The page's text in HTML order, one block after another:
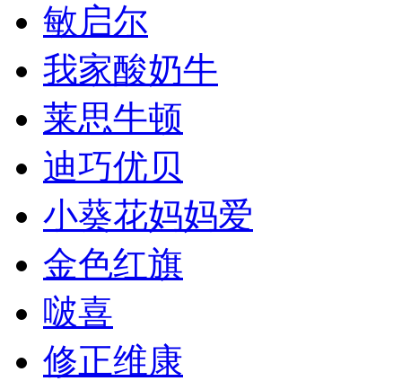
敏启尔
我家酸奶牛
莱思牛顿
迪巧优贝
小葵花妈妈爱
金色红旗
啵喜
修正维康